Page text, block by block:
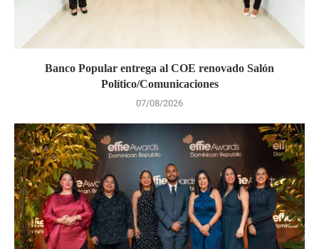
Banco Popular entrega al COE renovado Salón
Político/Comunicaciones
07/08/2026